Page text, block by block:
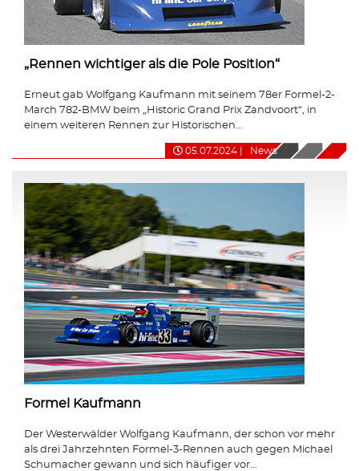
„Rennen wichtiger als die Pole Position“
Erneut gab Wolfgang Kaufmann mit seinem 78er Formel-2-
March 782-BMW beim „Historic Grand Prix Zandvoort“, in
einem weiteren Rennen zur Historischen...
05.07.2024 News
Formel Kaufmann
Der Westerwälder Wolfgang Kaufmann, der schon vor mehr
als drei Jahrzehnten Formel-3-Rennen auch gegen Michael
Schumacher gewann und sich häufiger vor...